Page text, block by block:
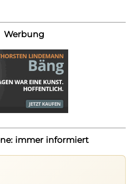
Werbung
immer informiert